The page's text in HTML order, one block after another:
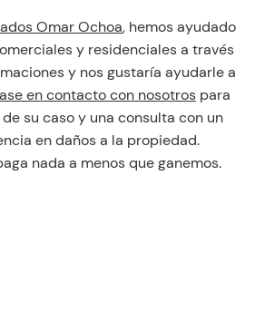
Omar Ochoa, hemos ayudado
y residenciales a través
y nos gustaría ayudarle a
en contacto con nosotros para
su caso y una consulta con un
en daños a la propiedad.
nada a menos que ganemos.